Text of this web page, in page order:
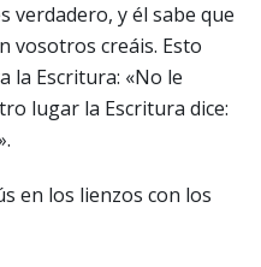
verdadero, y él sabe que
vosotros creáis. Esto
la Escritura: «No le
lugar la Escritura dice:
en los lienzos con los